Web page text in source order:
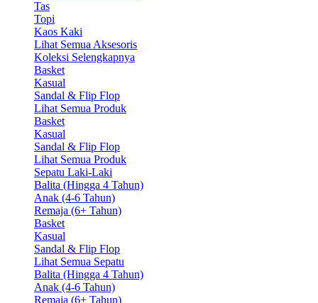
Tas
Topi
Kaos Kaki
Lihat Semua Aksesoris
Koleksi Selengkapnya
Basket
Kasual
Sandal & Flip Flop
Lihat Semua Produk
Basket
Kasual
Sandal & Flip Flop
Lihat Semua Produk
Sepatu Laki-Laki
Balita (Hingga 4 Tahun)
Anak (4-6 Tahun)
Remaja (6+ Tahun)
Basket
Kasual
Sandal & Flip Flop
Lihat Semua Sepatu
Balita (Hingga 4 Tahun)
Anak (4-6 Tahun)
Remaja (6+ Tahun)